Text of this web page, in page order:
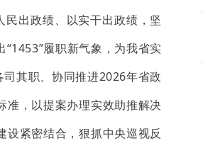
民出政绩、以实干出政绩，坚
履职新气象，为我省实
其职、协同推进2026年省政
准，以提案办理实效助推解决
紧密结合，狠抓中央巡视反